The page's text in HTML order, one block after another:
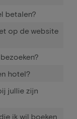
betalen?
op de website
hotel?
jullie zijn
ik wil boeken